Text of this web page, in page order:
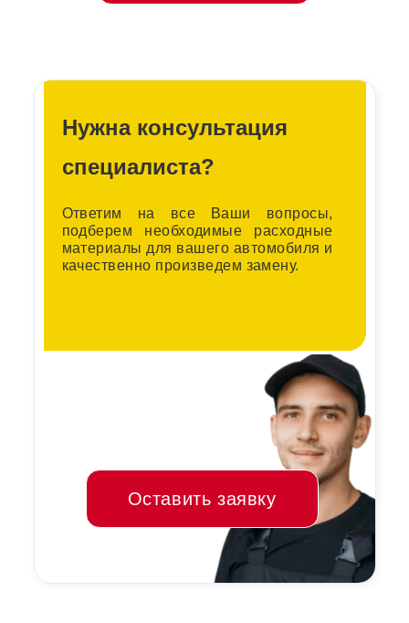
Нужна консультация
специалиста?
Ответим на все Ваши вопросы,
подберем необходимые расходные
материалы для вашего автомобиля и
качественно произведем замену.
Оставить заявку